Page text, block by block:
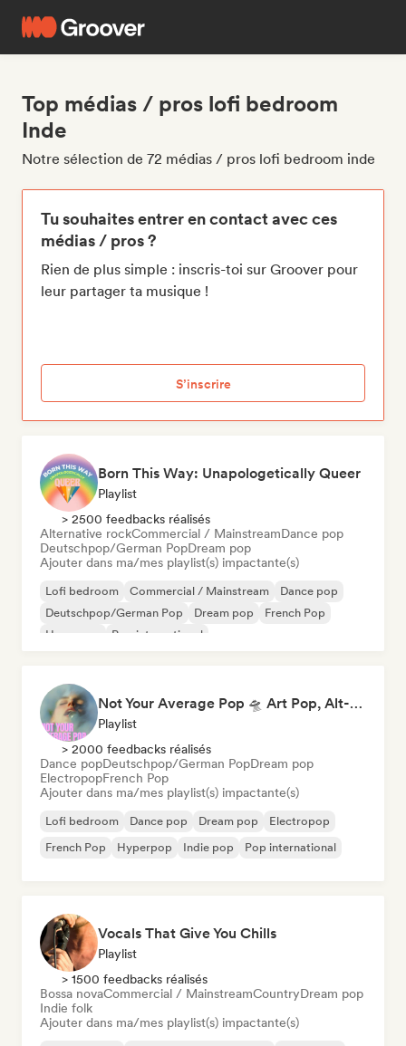
Top médias / pros lofi bedroom
Inde
Notre sélection de 72 médias / pros lofi bedroom inde
Tu souhaites entrer en contact avec ces
médias / pros ?
Rien de plus simple : inscris-toi sur Groover pour
leur partager ta musique !
S’inscrire
Born This Way: Unapologetically Queer
Playlist
> 2500 feedbacks réalisés
Alternative rockCommercial / MainstreamDance pop
Deutschpop/German PopDream pop
Ajouter dans ma/mes playlist(s) impactante(s)
Lofi bedroom Commercial / Mainstream
Dance pop
Deutschpop/German Pop
Dream pop
French Pop
Hyperpop
Pop international
Not Your Average Pop 🛸 Art Pop, Alt-Pop & Indie Pop
Playlist
> 2000 feedbacks réalisés
Dance popDeutschpop/German PopDream pop
ElectropopFrench Pop
Ajouter dans ma/mes playlist(s) impactante(s)
Lofi bedroom Dance pop Dream pop
Electropop
French Pop
Hyperpop Indie pop Pop international
Vocals That Give You Chills
Playlist
> 1500 feedbacks réalisés
Bossa novaCommercial / MainstreamCountryDream pop
Indie folk
Ajouter dans ma/mes playlist(s) impactante(s)